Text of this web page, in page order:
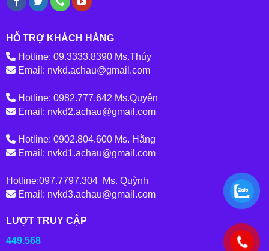
HỖ TRỢ KHÁCH HÀNG
Hotline: 09.3333.8390 Ms.Thúy
Email: nvkd.achau@gmail.com
Hotline: 0982.777.642 Ms.Quyên
Email: nvkd2.achau@gmail.com
Hotline: 0902.804.600 Ms. Hằng
Email: nvkd1.achau@gmail.com
Hotline:097.7797.304 Ms. Quỳnh
Email: nvkd3.achau@gmail.com
LƯỢT TRUY CẬP
449.568